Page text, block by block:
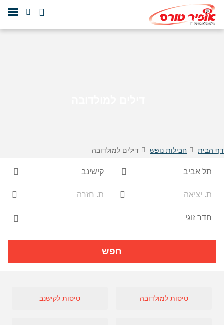
דף הבית חבילות נופש דילים למולדובה
חפש
טיסות למולדובה טיסות לקישנב